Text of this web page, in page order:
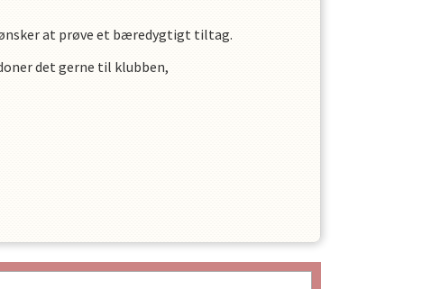
at prøve et bæredygtigt tiltag.
det gerne til klubben,